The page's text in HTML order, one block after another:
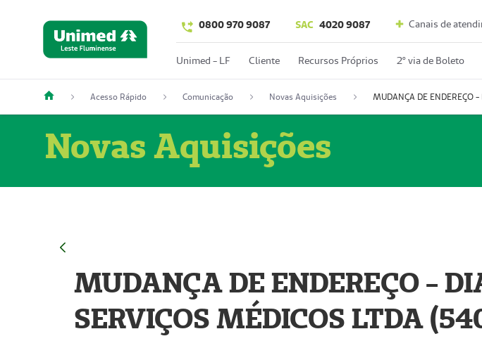
0800 970 9087 SAC 4020 9087 Canais de
Unimed - LF Cliente Recursos Próprios 2º via de Boleto
Acesso Rápido Comunicação Novas Aquisições
Novas Aquisições
MUDANÇA DE ENDEREÇO -
SERVIÇOS MÉDICOS LTDA